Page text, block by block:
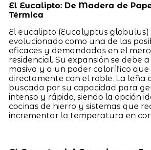
El Eucalipto: De Madera de
Térmica
El eucalipto (Eucalyptus globulus)
evolucionado como una de las
eficaces y demandadas en el
residencial. Su expansión se debe
masiva y a un poder calorífico que
directamente con el roble. La leña
buscada por su capacidad para
intenso y rápido, siendo la opción
cocinas de hierro y sistemas que
incrementar la temperatura en